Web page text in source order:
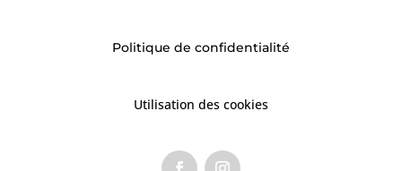
Politique de confidentialité
Utilisation des cookies